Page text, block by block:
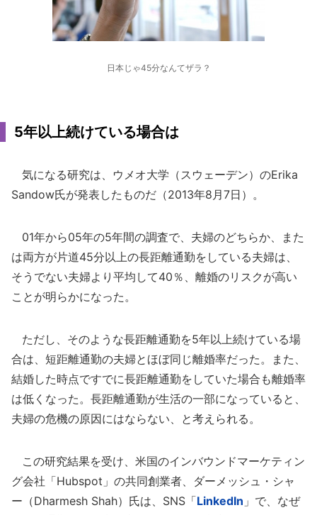
日本じゃ45分なんてザラ？
5年以上続けている場合は
気になる研究は、ウメオ大学（スウェーデン）のErika
Sandow氏が発表したものだ（2013年8月7日）。
01年から05年の5年間の調査で、夫婦のどちらか、また
は両方が片道45分以上の長距離通勤をしている夫婦は、
そうでない夫婦より平均して40％、離婚のリスクが高い
ことが明らかになった。
ただし、そのような長距離通勤を5年以上続けている場
合は、短距離通勤の夫婦とほぼ同じ離婚率だった。また、
結婚した時点ですでに長距離通勤をしていた場合も離婚率
は低くなった。長距離通勤が生活の一部になっていると、
夫婦の危機の原因にはならない、と考えられる。
この研究結果を受け、米国のインバウンドマーケティン
グ会社「Hubspot」の共同創業者、ダーメッシュ・シャ
ー（Dharmesh Shah）氏は、SNS「LinkedIn 」で、なぜ